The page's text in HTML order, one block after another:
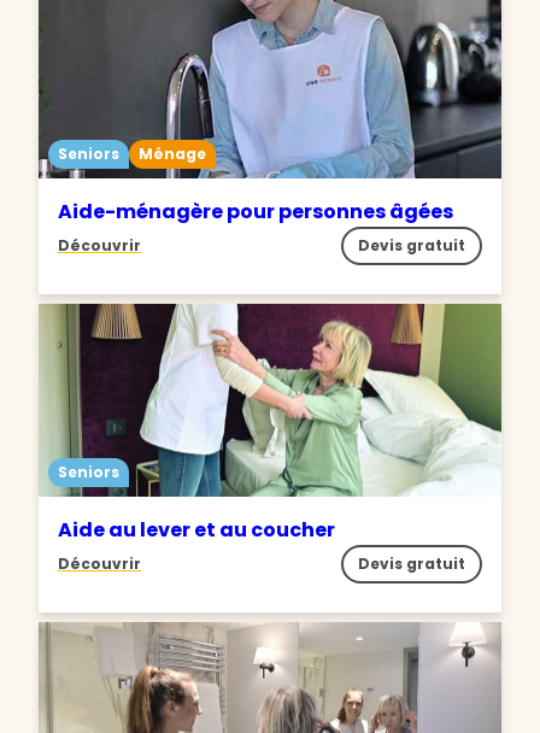
Seniors Ménage
Aide-ménagère pour personnes âgées
Découvrir Devis gratuit
Seniors
Aide au lever et au coucher
Découvrir Devis gratuit